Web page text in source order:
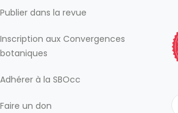
Publier dans la revue
Inscription aux Convergences
botaniques
Adhérer à la SBOcc
Faire un don